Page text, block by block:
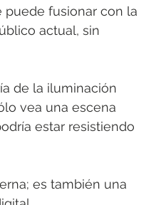
fusionar con la
actual, sin
de la iluminación
vea una escena
estar resistiendo
es también una